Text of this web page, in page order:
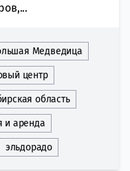
Медведица
центр
область
и аренда
эльдорадо